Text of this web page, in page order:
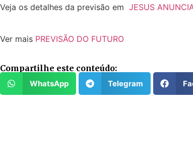
Veja os detalhes da previsão em JESUS
Ver mais PREVISÃO DO FUTURO
Compartilhe este conteúdo:
WhatsApp Telegram